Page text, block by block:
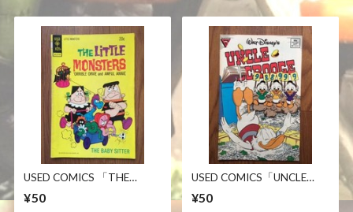
USED COMICS 「THE
LITTLE MONSTERS」リト
ルモンスター
¥50
USED COMICS「UNCLE
SCROOGE」
¥50